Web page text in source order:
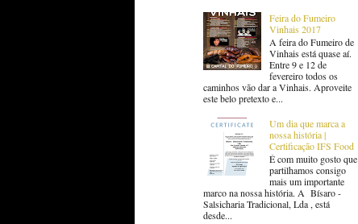
Feira do Fumeiro
Vinhais 2017
A feira do Fumeiro de
Vinhais está quase aí.
Entre 9 e 12 de
fevereiro todos os
caminhos vão dar a Vinhais. Aproveite
este belo pretexto e...
Um dia que marca a
nossa história |
Certificação IFS Food
É com muito gosto que
partilhamos consigo
mais um importante
marco na nossa história. A Bísaro -
Salsicharia Tradicional, Lda , está
desde...